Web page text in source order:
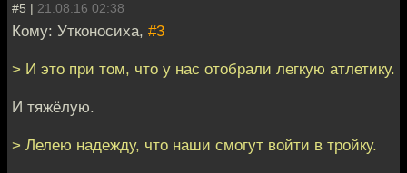
#5 | 21.08.16 02:38
Кому: Утконосиха, #3
> И это при том, что у нас отобрали легкую атлетику.
И тяжёлую.
> Лелею надежду, что наши смогут войти в тройку.